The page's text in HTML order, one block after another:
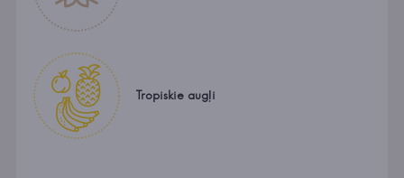
Tropiskie augļi